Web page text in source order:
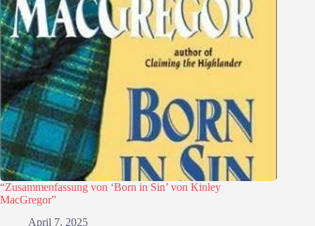
“Zusammenfassung von ‘Born in Sin’ von Kinley
MacGregor”
April 7, 2025